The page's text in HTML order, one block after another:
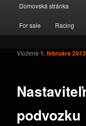
Preskočiť na primárny
Preskočiť na
Domovská stránka
For sale Racing
podvozku
Vložené1. februára 2013